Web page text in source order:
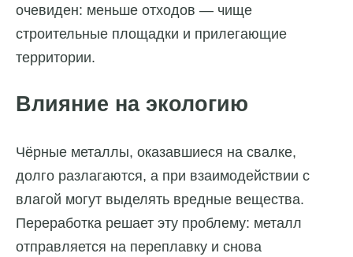
очевиден: меньше отходов — чище
строительные площадки и прилегающие
территории.
Влияние на экологию
Чёрные металлы, оказавшиеся на свалке,
долго разлагаются, а при взаимодействии с
влагой могут выделять вредные вещества.
Переработка решает эту проблему: металл
отправляется на переплавку и снова